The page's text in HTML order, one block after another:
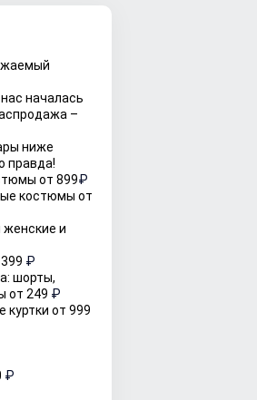
началась
–
ниже
правда!
от 899₽
костюмы от
и
₽
шорты,
от 249 ₽
₽